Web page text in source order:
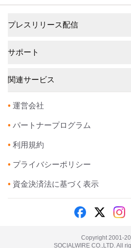
プレスリリース配信
サポート
関連サービス
• 運営会社
• パートナープログラム
• 利用規約
• プライバシーポリシー
• 資金決済法に基づく表示
Copyright 2001-
SOCIALWIRE CO.,LTD. All